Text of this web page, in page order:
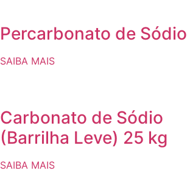
Percarbonato de Sódio
SAIBA MAIS
Carbonato de Sódio
(Barrilha Leve) 25 kg
SAIBA MAIS